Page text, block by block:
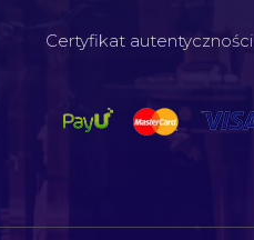
Certyfikat autentyczności